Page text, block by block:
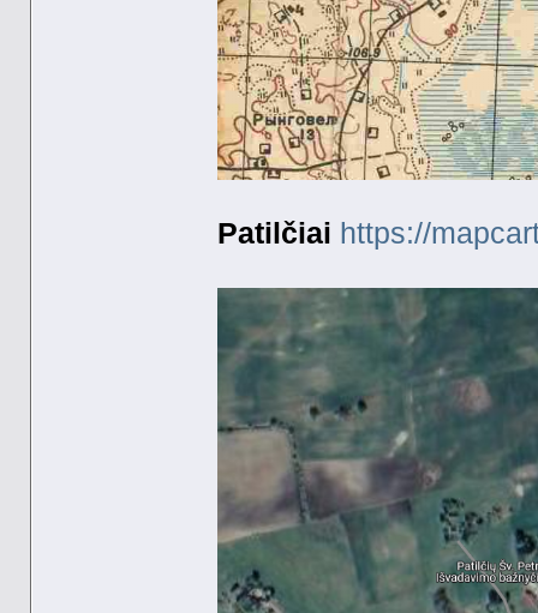
Patilčiai https://